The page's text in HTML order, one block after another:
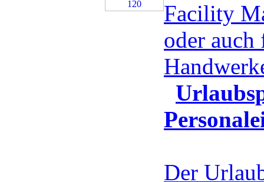
Facility
oder auch
Der